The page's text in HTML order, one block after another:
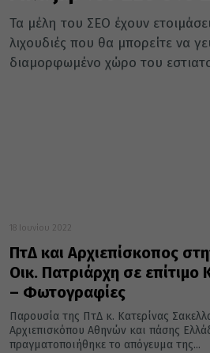
Τα μέλη του ΣΕΟ έχουν
λιχουδιές που θα μπορείτε να
διαμορφωμένο χώρο του
18 Ιουνίου 2022
ΠτΔ και Αρχιεπίσκοπος
Οικ. Πατριάρχη σε επίτιμο
– Φωτογραφίες
Παρουσία της ΠτΔ κ. Κατερίνας
Αρχιεπισκόπου Αθηνών και πάσης
πραγματοποιήθηκε το απόγευμα της...